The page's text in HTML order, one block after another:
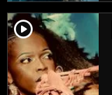
player2